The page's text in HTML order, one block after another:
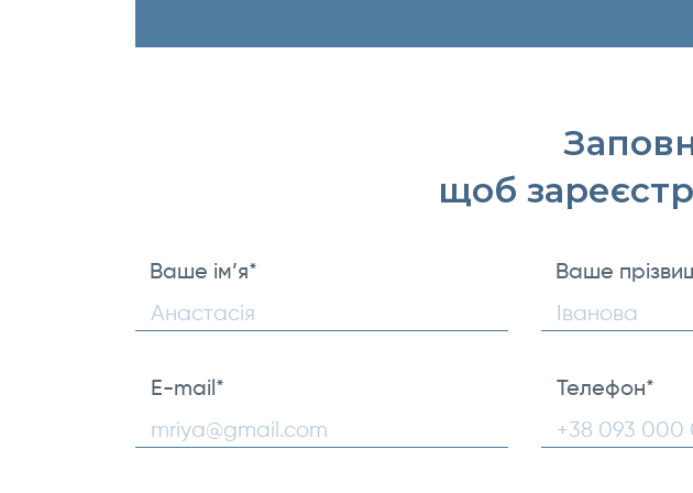
щоб
Ваше ім’я* Ваше
прізвище
E-mail* Телефон*